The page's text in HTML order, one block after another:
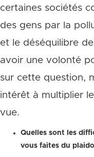
certaines sociétés
des gens par la
et le déséquilibre
avoir une volonté
sur cette question,
intérêt à multiplier
vue.
Quelles sont les
vous faites du